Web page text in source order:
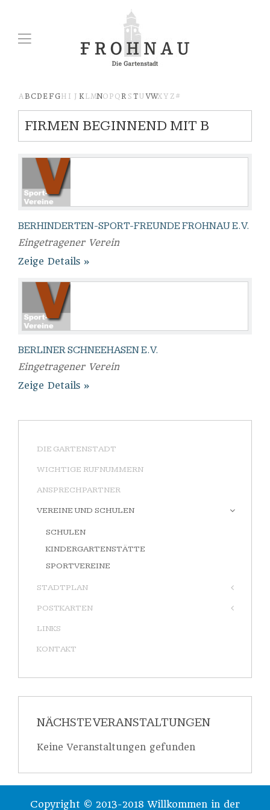
ABCD E FGH I J KLMNO P QR S TUVWXY Z #
FIRMEN BEGINNEND MIT B
BERHINDERTEN-SPORT-FREUNDE FROHNAU E.V.
Eingetragener Verein
Zeige Details
BERLINER SCHNEEHASEN E.V.
Eingetragener Verein
Zeige Details
DIE GARTENSTADT
WICHTIGE RUFNUMMERN
ANSPRECHPARTNER
VEREINE UND SCHULEN
SCHULEN
KINDERGARTENSTÄTTE
SPORTVEREINE
STADTPLAN
POSTKARTEN
LINKS
KONTAKT
NÄCHSTE VERANSTALTUNGEN
Keine Veranstaltungen gefunden
Copyright © 2013-2018 Willkommen in der